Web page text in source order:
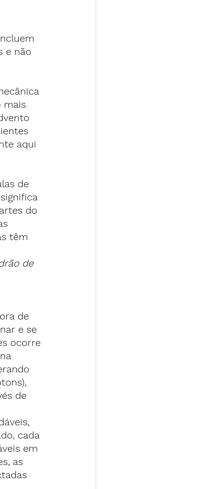
e não
mais
aqui
de
do
têm
de
de
e se
ocorre
de
cada
em
as